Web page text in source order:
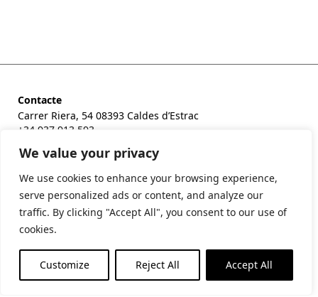
We value your privacy
We use cookies to enhance your browsing experience,
serve personalized ads or content, and analyze our
traffic. By clicking "Accept All", you consent to our use of
cookies.
Customize Reject All Accept All
Contacte
Carrer Riera, 54 08393 Caldes d’Estrac
+34 937 913 593
fundaciopalau@fundaciopalau.cat